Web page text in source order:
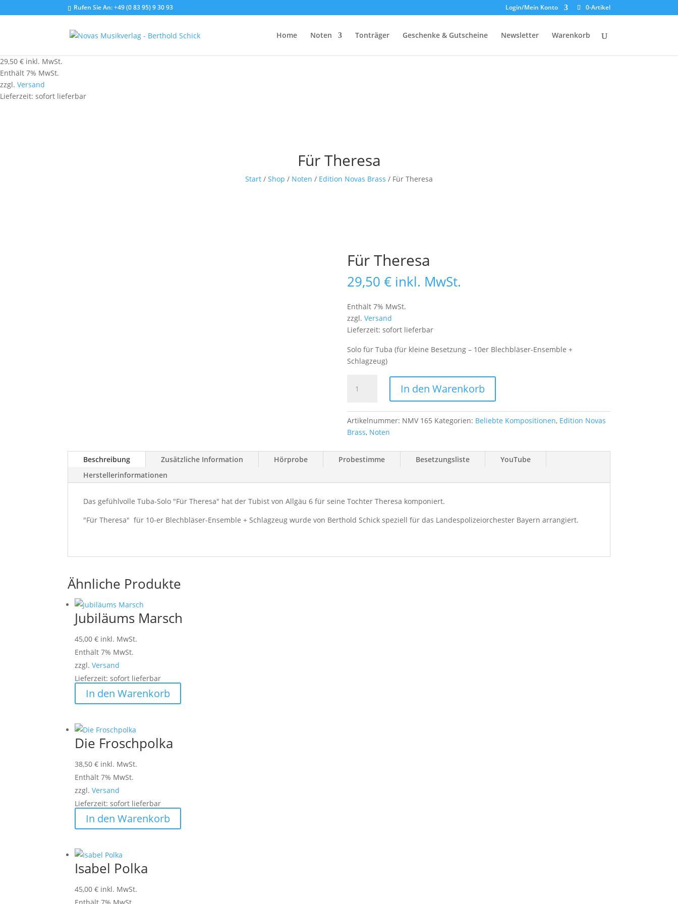
Rufen Sie An:+49 (0 83 95) 9 30 93 Login/Mein Konto 0-Artikel
Home Noten Tonträger Geschenke & Gutscheine Newsletter Warenkorb
29,50 € inkl. MwSt.
Enthält 7% MwSt.
zzgl. Versand
Lieferzeit: sofort lieferbar
Für Theresa
Start / Shop / Noten / Edition Novas Brass / Für Theresa
Für Theresa
29,50€ inkl. MwSt.
Enthält 7% MwSt.
zzgl.Versand
Lieferzeit: sofort lieferbar
Solo für Tuba (für kleine Besetzung – 10er Blechbläser-Ensemble +
Schlagzeug)
Theresa
In den Warenkorb
Artikelnummer: NMV 165 Kategorien: Beliebte Kompositionen, Edition Novas
Brass, Noten
Beschreibung Zusätzliche Information Hörprobe Probestimme Besetzungsliste
YouTube
Herstellerinformationen
Das gefühlvolle Tuba-Solo "Für Theresa" hat der Tubist von Allgäu 6 für seine Tochter Theresa komponiert.
"Für Theresa" für 10-er Blechbläser-Ensemble + Schlagzeug wurde von Berthold Schick speziell für das Landespolizeiorchester Bayern arrangiert.
Ähnliche Produkte
Jubiläums Marsch
45,00€ inkl. MwSt.
Enthält 7% MwSt.
zzgl.Versand
Lieferzeit: sofort lieferbar
In den Warenkorb
Die Froschpolka
38,50€ inkl. MwSt.
Enthält 7% MwSt.
zzgl.Versand
Lieferzeit: sofort lieferbar
In den Warenkorb
Isabel Polka
45,00€ inkl. MwSt.